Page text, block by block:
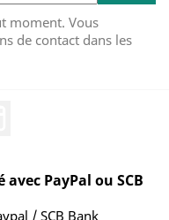
moment. Vous
de contact dans les
PayPal ou SCB
/ SCB Bank